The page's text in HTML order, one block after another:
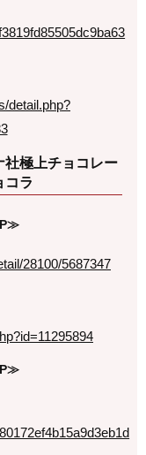
detail.php?
社極上チョコレー
コラ
≫
28100/5687347
≫